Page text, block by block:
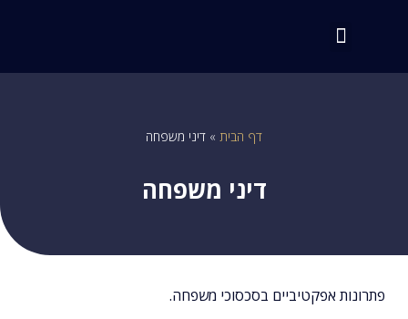
דף הבית » דיני משפחה
דיני משפחה
פתרונות אפקטיביים בסכסוכי משפחה.